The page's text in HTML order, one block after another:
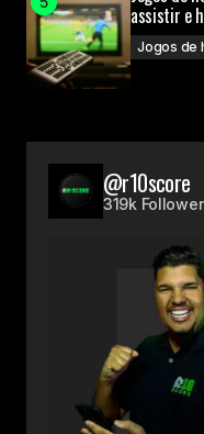
assistir e
Jogos de
@r10score
319k